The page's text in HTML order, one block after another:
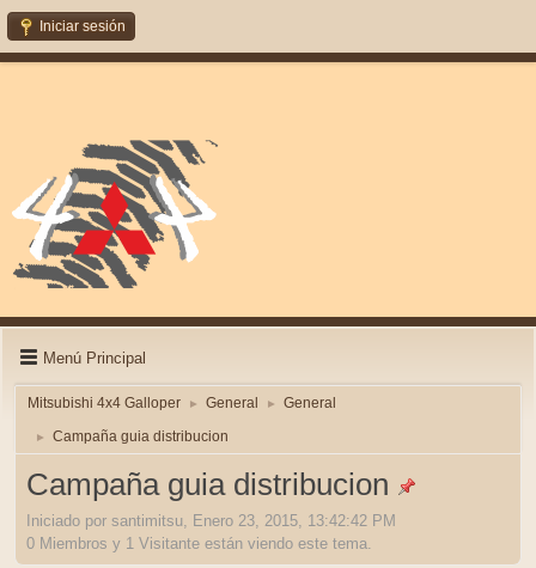
Iniciar sesión
Menú Principal
Mitsubishi 4x4 Galloper ► General ► General
► Campaña guia distribucion
Campaña guia distribucion
Iniciado por santimitsu, Enero 23, 2015, 13:42:42 PM
0 Miembros y 1 Visitante están viendo este tema.